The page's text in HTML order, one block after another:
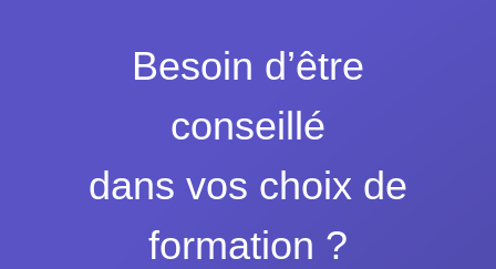
Besoin d’être
conseillé
dans vos choix de
formation ?